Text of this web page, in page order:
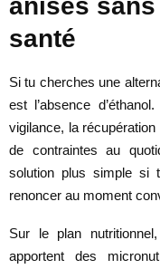
santé
Si tu cherches une
est l’absence
vigilance, la
de contraintes au
solution plus simple si
renoncer au moment
Sur le plan
apportent des